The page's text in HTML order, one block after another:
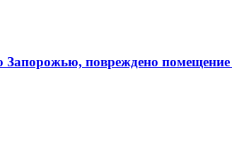
Запорожью, повреждено